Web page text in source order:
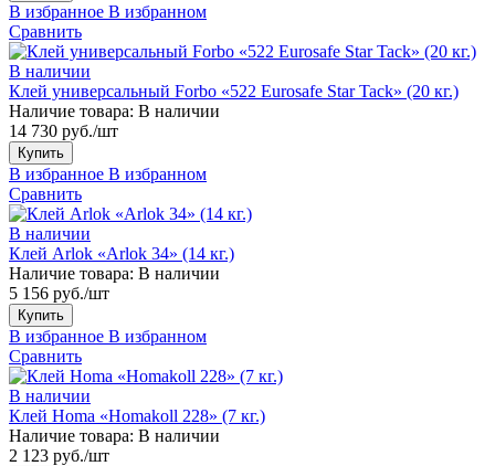
В избранное В избранном
Сравнить
В наличии
Клей универсальный Forbo «522 Eurosafe Star Tack» (20 кг.)
Наличие товара: В наличии
14 730 руб./шт
Купить
В избранное В избранном
Сравнить
В наличии
Клей Arlok «Arlok 34» (14 кг.)
Наличие товара: В наличии
5 156 руб./шт
Купить
В избранное В избранном
Сравнить
В наличии
Клей Homa «Homakoll 228» (7 кг.)
Наличие товара: В наличии
2 123 руб./шт